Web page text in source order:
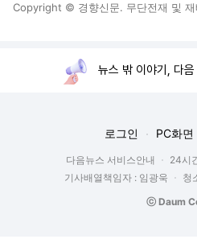
Copyright © 경향신문. 무단전재 및 재
뉴스 밖 이야기, 다음
로그인 PC화면
다음뉴스 서비스안내 24시
기사배열책임자 : 임광욱
청
ⓒ Daum